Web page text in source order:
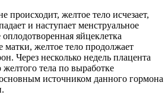
происходит, желтое тело исчезает,
и наступает менструальное
яйцеклетка
матки, желтое тело продолжает
Через несколько недель плацента
тела по выработке
основным источником данного гормона